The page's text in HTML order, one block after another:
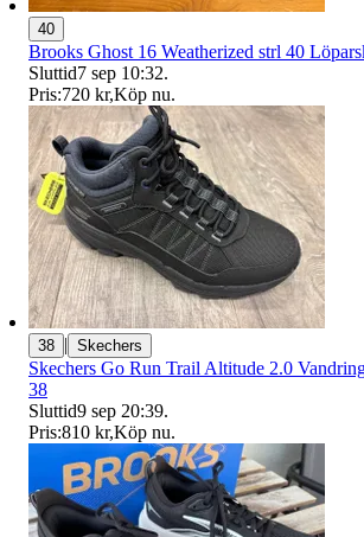
40
Brooks Ghost 16 Weatherized strl 40
Sluttid7 sep 10:32.
Pris:720 kr,Köp nu.
38 | Skechers
Skechers Go Run Trail Altitude 2.0
38
Sluttid9 sep 20:39.
Pris:810 kr,Köp nu.